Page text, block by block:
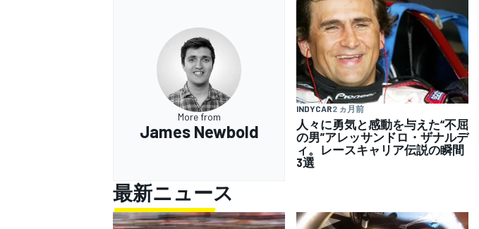
More from
James Newbold
INDYCAR2 ヵ月前
人々に勇気と感動を与えた“不屈
の男”アレッサンドロ・ザナルデ
ィ。レースキャリア伝説の瞬間
3選
最新ニュース